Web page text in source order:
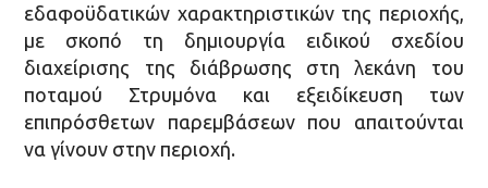
εδαφοϋδατικών χαρακτηριστικών της περιοχής,
με σκοπό τη δημιουργία ειδικού σχεδίου
διαχείρισης της διάβρωσης στη λεκάνη του
ποταμού Στρυμόνα και εξειδίκευση των
επιπρόσθετων παρεμβάσεων που απαιτούνται
να γίνουν στην περιοχή.